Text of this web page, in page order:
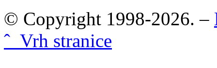
© Copyright 1998-2026. –
ˆ Vrh stranice